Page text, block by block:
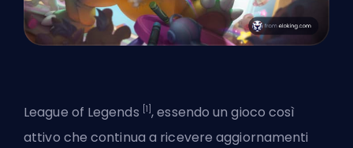
League of Legends [1] , essendo un gioco così
attivo che continua a ricevere aggiornamenti